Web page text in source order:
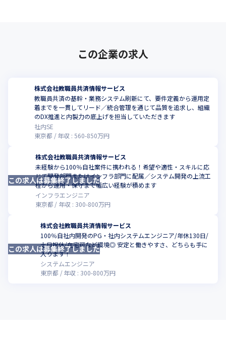
この企業の求人
株式会社教職員共済情報サービス
教職員共済の基幹・業務システム刷新にて、要件定義から運用定
着までを一貫してリード／統合管理を通じて品質を追求し、組織
のDX推進と内製力の底上げを担当していただきます
社内SE
東京都
年収 :560-850万円
株式会社教職員共済情報サービス
未経験から100％自社案件に携われる！希望や適性・スキルに応
じて開発部門またはインフラ部門に配属／システム開発の上流工
程から運用・保守まで幅広い経験が積めます
インフラエンジニア
東京都
年収 : 300-800万円
この求人は募集終了しました
株式会社教職員共済情報サービス
100％自社内開発のPG・社内システムエンジニア/年休130日/
土日祝休/在宅可など環境◎ 安定と働きやすさ、どちらも手に
入ります！
システムエンジニア
東京都
年収 : 300-800万円
この求人は募集終了しました